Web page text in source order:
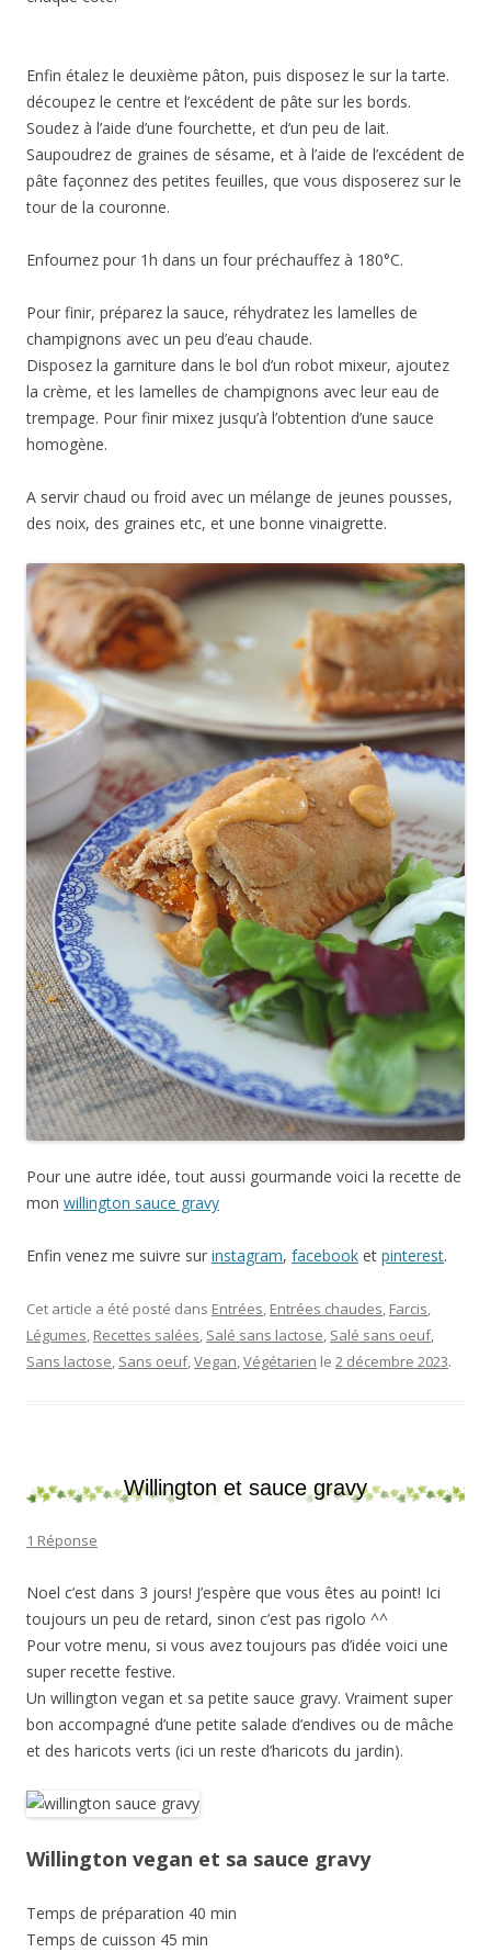
Enfin étalez le deuxième pâton, puis disposez le sur la tarte.
découpez le centre et l’excédent de pâte sur les bords.
Soudez à l’aide d’une fourchette, et d’un peu de lait.
Saupoudrez de graines de sésame, et à l’aide de l’excédent de
pâte façonnez des petites feuilles, que vous disposerez sur le
tour de la couronne.
Enfournez pour 1h dans un four préchauffez à 180°C.
Pour finir, préparez la sauce, réhydratez les lamelles de
champignons avec un peu d’eau chaude.
Disposez la garniture dans le bol d’un robot mixeur, ajoutez
la crème, et les lamelles de champignons avec leur eau de
trempage. Pour finir mixez jusqu’à l’obtention d’une sauce
homogène.
A servir chaud ou froid avec un mélange de jeunes pousses,
des noix, des graines etc, et une bonne vinaigrette.
Pour une autre idée, tout aussi gourmande voici la recette de
mon willington sauce gravy
Enfin venez me suivre sur instagram, facebook et pinterest.
Cet article a été posté dans Entrées, Entrées chaudes, Farcis,
Légumes, Recettes salées, Salé sans lactose, Salé sans oeuf,
Sans lactose, Sans oeuf,Vegan,Végétarien le 2 décembre 2023.
Willington et sauce gravy
1 Réponse
Noel c’est dans 3 jours! J’espère que vous êtes au point! Ici
toujours un peu de retard, sinon c’est pas rigolo ^^
Pour votre menu, si vous avez toujours pas d’idée voici une
super recette festive.
Un willington vegan et sa petite sauce gravy. Vraiment super
bon accompagné d’une petite salade d’endives ou de mâche
et des haricots verts (ici un reste d’haricots du jardin).
Willington vegan et sa sauce gravy
Temps de préparation 40 min
Temps de cuisson 45 min